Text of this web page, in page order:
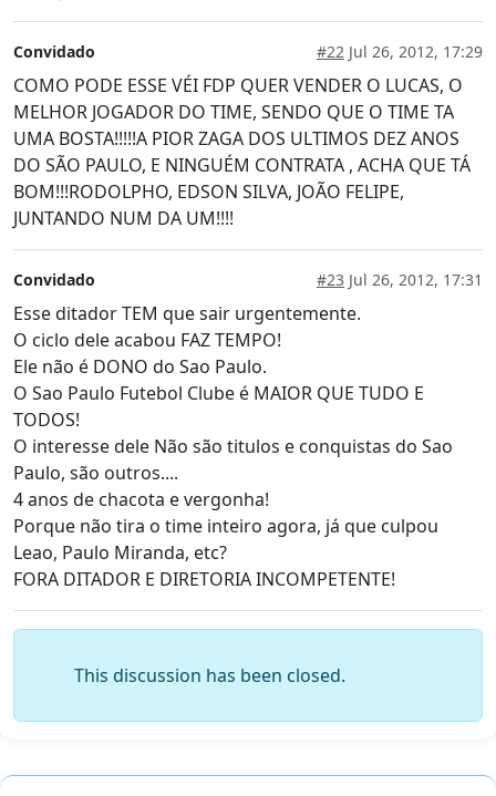
Convidado #22 Jul 26, 2012, 17:29
COMO PODE ESSE VÉI FDP QUER VENDER O LUCAS, O
MELHOR JOGADOR DO TIME, SENDO QUE O TIME TA
UMA BOSTA!!!!!A PIOR ZAGA DOS ULTIMOS DEZ ANOS
DO SÃO PAULO, E NINGUÉM CONTRATA , ACHA QUE TÁ
BOM!!!RODOLPHO, EDSON SILVA, JOÃO FELIPE,
JUNTANDO NUM DA UM!!!!
Convidado #23 Jul 26, 2012, 17:31
Esse ditador TEM que sair urgentemente.
O ciclo dele acabou FAZ TEMPO!
Ele não é DONO do Sao Paulo.
O Sao Paulo Futebol Clube é MAIOR QUE TUDO E
TODOS!
O interesse dele Não são titulos e conquistas do Sao
Paulo, são outros....
4 anos de chacota e vergonha!
Porque não tira o time inteiro agora, já que culpou
Leao, Paulo Miranda, etc?
FORA DITADOR E DIRETORIA INCOMPETENTE!
This discussion has been closed.